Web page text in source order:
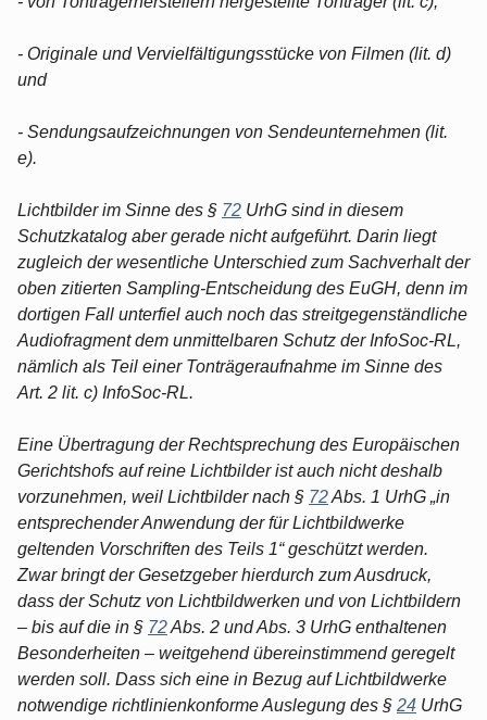
- Originale und Vervielfältigungsstücke von Filmen (lit. d)
und
- Sendungsaufzeichnungen von Sendeunternehmen (lit.
e).
Lichtbilder im Sinne des § 72 UrhG sind in diesem
Schutzkatalog aber gerade nicht aufgeführt. Darin liegt
zugleich der wesentliche Unterschied zum Sachverhalt der
oben zitierten Sampling-Entscheidung des EuGH, denn im
dortigen Fall unterfiel auch noch das streitgegenständliche
Audiofragment dem unmittelbaren Schutz der InfoSoc-RL,
nämlich als Teil einer Tonträgeraufnahme im Sinne des
Art. 2 lit. c) InfoSoc-RL.
Eine Übertragung der Rechtsprechung des Europäischen
Gerichtshofs auf reine Lichtbilder ist auch nicht deshalb
vorzunehmen, weil Lichtbilder nach § 72Abs. 1 UrhG „in
entsprechender Anwendung der für Lichtbildwerke
geltenden Vorschriften des Teils 1“ geschützt werden.
Zwar bringt der Gesetzgeber hierdurch zum Ausdruck,
dass der Schutz von Lichtbildwerken und von Lichtbildern
– bis auf die in § 72Abs. 2 und Abs. 3 UrhG enthaltenen
Besonderheiten – weitgehend übereinstimmend geregelt
werden soll. Dass sich eine in Bezug auf Lichtbildwerke
notwendige richtlinienkonforme Auslegung des § 24 UrhG